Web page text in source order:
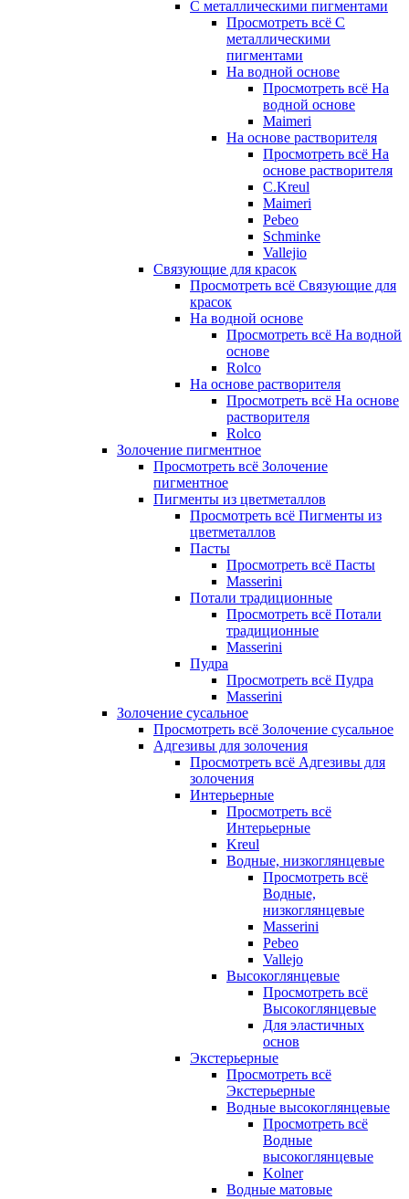
С металлическими пигментами
Просмотреть всё С
металлическими
пигментами
На водной основе
Просмотреть всё На
водной основе
Maimeri
На основе растворителя
Просмотреть всё На
основе растворителя
C.Kreul
Maimeri
Pebeo
Schminke
Vallejio
Связующие для красок
Просмотреть всё Связующие для
красок
На водной основе
Просмотреть всё На водной
основе
Rolco
На основе растворителя
Просмотреть всё На основе
растворителя
Rolco
Золочение пигментное
Просмотреть всё Золочение
пигментное
Пигменты из цветметаллов
Просмотреть всё Пигменты из
цветметаллов
Пасты
Просмотреть всё Пасты
Masserini
Потали традиционные
Просмотреть всё Потали
традиционные
Masserini
Пудра
Просмотреть всё Пудра
Masserini
Золочение сусальное
Просмотреть всё Золочение сусальное
Адгезивы для золочения
Просмотреть всё Адгезивы для
золочения
Интерьерные
Просмотреть всё
Интерьерные
Kreul
Водные, низкоглянцевые
Просмотреть всё
Водные,
низкоглянцевые
Masserini
Pebeo
Vallejo
Высокоглянцевые
Просмотреть всё
Высокоглянцевые
Для эластичных
основ
Экстерьерные
Просмотреть всё
Экстерьерные
Водные высокоглянцевые
Просмотреть всё
Водные
высокоглянцевые
Kolner
Водные матовые